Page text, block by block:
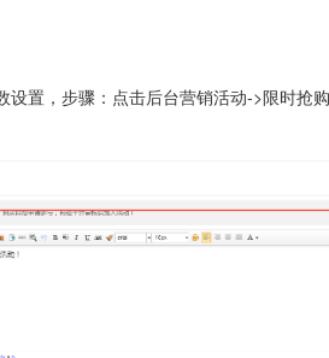
步骤：点击后台营销活动->限时抢购-